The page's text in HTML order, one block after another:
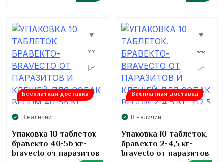
Бесплатная доставка
В наличии
Упаковка 10 таблеток
бравекто 40-56 кг-
bravecto от паразитов
Бесплатная доставка
В наличии
Упаковка 10 таблеток.
бравекто 2-4,5 кг-
bravecto от паразитов